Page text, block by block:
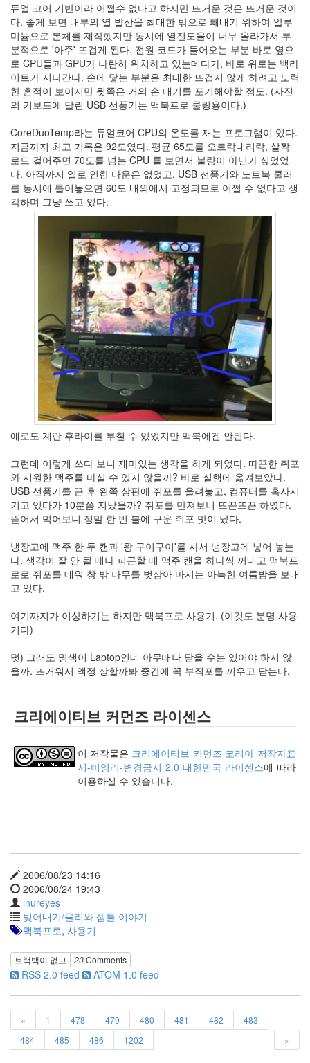
듀얼 코어 기반이라 어쩔수 없다고 하지만 뜨거운 것은 뜨거운 것이
다. 좋게 보면 내부의 열 발산을 최대한 밖으로 빼내기 위하여 알루
미늄으로 본체를 제작했지만 동시에 열전도율이 너무 올라가서 부
분적으로 '아주' 뜨겁게 된다. 전원 코드가 들어오는 부분 바로 옆으
로 CPU들과 GPU가 나란히 위치하고 있는데다가, 바로 위로는 백라
이트가 지나간다. 손에 닿는 부분은 최대한 뜨겁지 않게 하려고 노력
한 흔적이 보이지만 윗쪽은 거의 손 대기를 포기해야할 정도. (사진
의 키보드에 달린 USB 선풍기는 맥북프로 쿨링용이다.)
CoreDuoTemp라는 듀얼코어 CPU의 온도를 재는 프로그램이 있다.
지금까지 최고 기록은 92도였다. 평균 65도를 오르락내리락, 살짝
로드 걸어주면 70도를 넘는 CPU 를 보면서 불량이 아닌가 싶었었
다. 아직까지 열로 인한 다운은 없었고, USB 선풍기와 노트북 쿨러
를 동시에 틀어놓으면 60도 내외에서 고정되므로 어쩔 수 없다고 생
각하며 그냥 쓰고 있다.
얘로도 계란 후라이를 부칠 수 있었지만 맥북에겐 안된다.
그런데 이렇게 쓰다 보니 재미있는 생각을 하게 되었다. 따끈한 쥐포
와 시원한 맥주를 마실 수 있지 않을까? 바로 실행에 옮겨보았다.
USB 선풍기를 끈 후 왼쪽 상판에 쥐포를 올려놓고, 컴퓨터를 혹사시
키고 있다가 10분쯤 지났을까? 쥐포를 만져보니 뜨끈뜨끈 하였다.
뜯어서 먹어보니 정말 한 번 불에 구운 쥐포 맛이 났다.
냉장고에 맥주 한 두 캔과 '왕 구이구이'를 사서 냉장고에 넣어 놓는
다. 생각이 잘 안 될 때나 피곤할 때 맥주 캔을 하나씩 꺼내고 맥북프
로로 쥐포를 데워 창 밖 나무를 벗삼아 마시는 아늑한 여름밤을 보내
고 있다.
여기까지가 이상하기는 하지만 맥북프로 사용기. (이것도 분명 사용
기다)
덧) 그래도 명색이 Laptop인데 아무때나 닫을 수는 있어야 하지 않
을까. 뜨거워서 액정 상할까봐 중간에 꼭 부직포를 끼우고 닫는다.
크리에이티브 커먼즈 라이센스
이 저작물은 크리에이티브 커먼즈 코리아 저작자표
시-비영리-변경금지 2.0 대한민국 라이센스에 따라
이용하실 수 있습니다.
2006/08/23 14:16
2006/08/24 19:43
inureyes
빚어내기/물리와 셈틀 이야기
맥북프로, 사용기
트랙백이 없고 20Comments
RSS 2.0 feed ATOM 1.0 feed
« 1 478 479 480 481 482
483
484
485 486 1202 »
글
플
러
스
소
고
융
합
문
과
통
합
적
사
고
스,
자
와
지
(1)
맥
북
에
사
용
기
(2010
1...
(8)
진
화,
어
(4)
계
의
달
채
우
기
(너
무
불
편
하
각
하